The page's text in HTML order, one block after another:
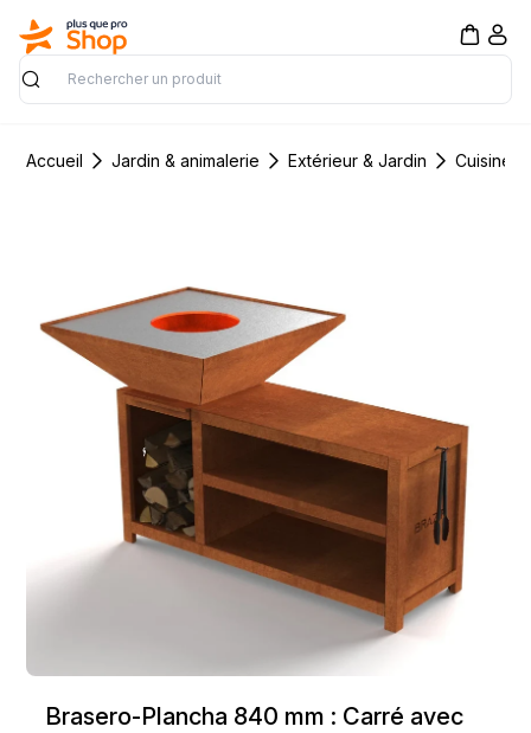
Rechercher
Accueil Jardin & animalerie Extérieur & Jardin Cuisine
Brasero-Plancha 840 mm : Carré avec